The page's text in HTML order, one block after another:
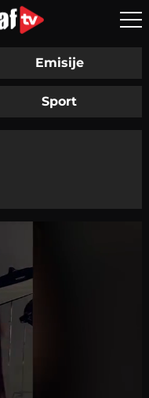
Emisije
Sport